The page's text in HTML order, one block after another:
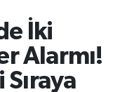
İki
Alarmı!